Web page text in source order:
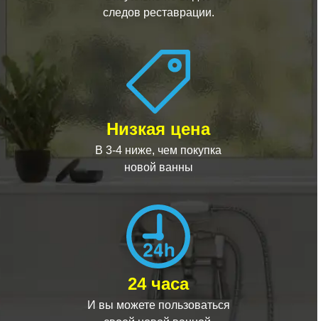
следов реставрации.
Низкая цена
В 3-4 ниже, чем покупка
новой ванны
24 часа
И вы можете пользоваться